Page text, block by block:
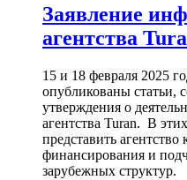
Заявление
агентства
15 и 18 февраля 2025
опубликованы статьи,
утверждения о
агентства Turan. В
представить агентство
финансирования и
зарубежных структур.